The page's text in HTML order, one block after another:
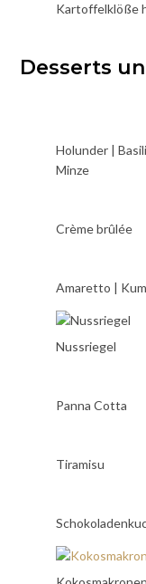
Kartoffelklöße
Desserts
Holunder |
Minze
Crème brûlée
Amaretto |
Nussriegel
Panna Cotta
Tiramisu